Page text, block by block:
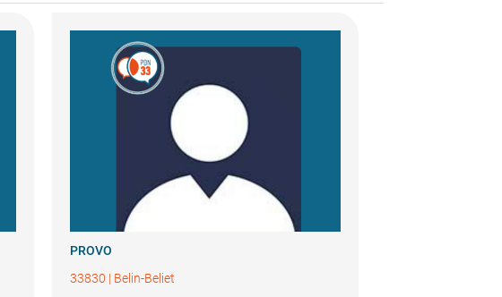
PROVO
33830 | Belin-Beliet